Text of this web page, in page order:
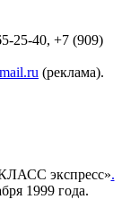
25-40, +7 (909)
(реклама).
экспресс».
1999 года.